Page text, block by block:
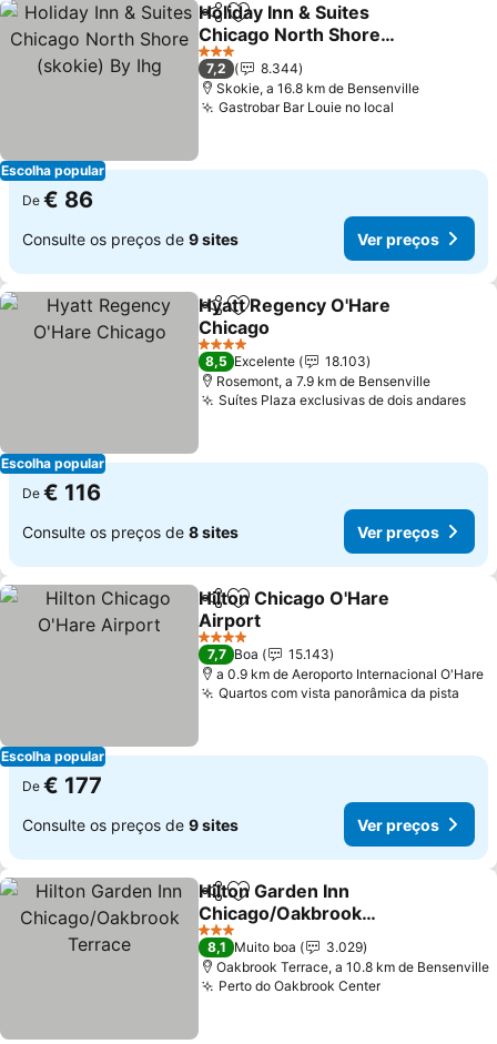
Escolha popular
PartilharAdicionar aos favoritos
Holiday Inn & Suites
Chicago North Shore
(skokie) By Ihg
3 Estrelas
7,2
8.344
Skokie, a 16.8 km de Bensenville
Gastrobar Bar Louie no local
De € 86
Consulte os preços de 9 sites Ver preços
Escolha popular
PartilharAdicionar aos favoritos
Hyatt Regency O'Hare
Chicago
4 Estrelas
8,5 Excelente
18.103
Rosemont, a 7.9 km de Bensenville
Suítes Plaza exclusivas de dois andares
De € 116
Consulte os preços de 8 sites Ver preços
Escolha popular
PartilharAdicionar aos favoritos
Hilton Chicago O'Hare
Airport
4 Estrelas
7,7 Boa
15.143
a 0.9 km de Aeroporto Internacional O'Hare
Quartos com vista panorâmica da pista
De € 177
Consulte os preços de 9 sites Ver preços
PartilharAdicionar aos favoritos
Hilton Garden Inn
Chicago/Oakbrook
Terrace
3 Estrelas
8,1 Muito boa
3.029
Oakbrook Terrace, a 10.8 km de Bensenville
Perto do Oakbrook Center